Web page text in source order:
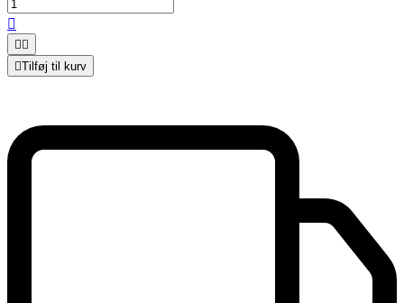

 
Tilføj til kurv